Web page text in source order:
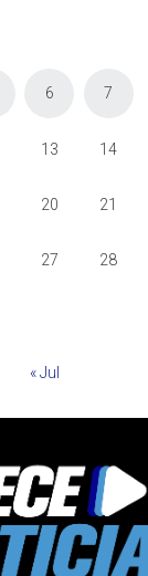
6 7
13 14
20 21
27 28
« Jul